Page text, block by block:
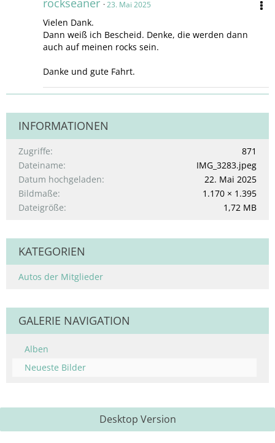
rockseaner 23. Mai 2025
Vielen Dank.
Dann weiß ich Bescheid. Denke, die werden dann
auch auf meinen rocks sein.
Danke und gute Fahrt.
INFORMATIONEN
Zugriffe
871
Dateiname
IMG_3283.jpeg
Datum hochgeladen
22. Mai 2025
Bildmaße
1.170 × 1.395
Dateigröße
1,72 MB
KATEGORIEN
Autos der Mitglieder
GALERIE NAVIGATION
Alben
Neueste Bilder
Desktop Version